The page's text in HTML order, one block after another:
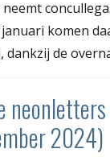
komen
de
2024)